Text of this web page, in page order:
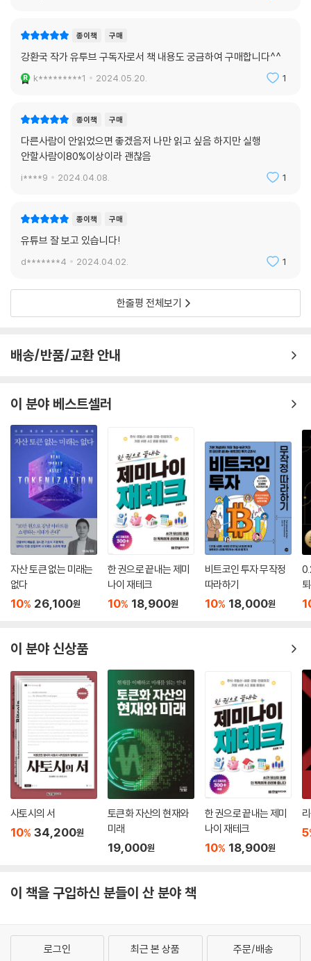
종이책 구매
강환국 작가 유투브 구독자로서 책 내용도 궁금하여 구매합니다^^
k*********1 2024.05.20. 1
종이책 구매
다른사람이 안읽었으면 좋겠음저 나만 읽고 싶음 하지만 실행
안할사람이80%이상이라 괜찮음
i****9 2024.04.08. 1
종이책 구매
유튜브 잘 보고 있습니다!
d*******4 2024.04.02. 1
한줄평 전체보기
배송/반품/교환 안내
이 분야 베스트셀러
자산 토큰 없는 미래는
없다
10% 26,100원
한 권으로 끝내는 제미
나이 재테크
10% 18,900원
비트코인 투자 무작정
따라하기
10% 18,000원
이 분야 신상품
사토시의 서
10% 34,200원
토큰화 자산의 현재와
미래
19,000원
한 권으로 끝내는 제미
나이 재테크
10% 18,900원
5
이 책을 구입하신 분들이 산 분야 책
로그인 최근 본 상품 주문/배송